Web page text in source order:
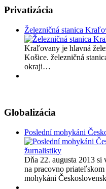
Privatizácia
Železničná stanica
Kraľovany je hlavná
Košice. železničná
okraji…
Globalizácia
Poslední mohykáni
Dňa 22. augusta 2013
na pracovno
mohykáni